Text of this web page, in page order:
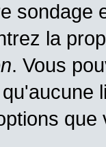
sondage
la
. Vous